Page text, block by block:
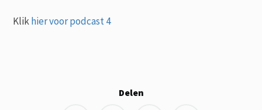
Klikhier voor podcast 4
Delen